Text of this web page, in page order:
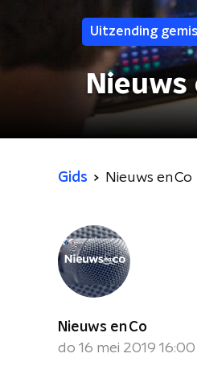
Uitzending
Nieuws
Gids Nieuws en Co
Nieuws en Co
do 16 mei 2019